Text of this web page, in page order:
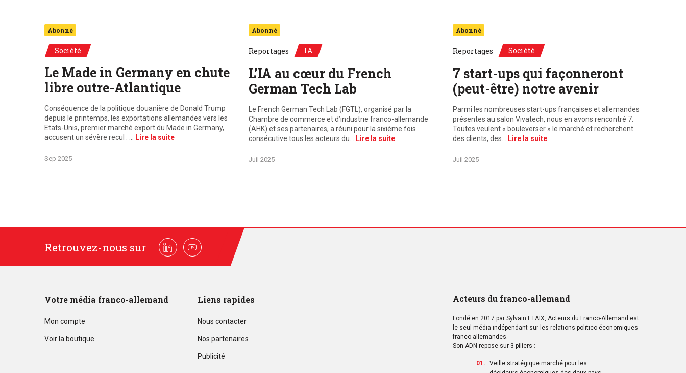
Abonné
Société
Le Made in Germany en chute
libre outre-Atlantique
Conséquence de la politique douanière de Donald Trump
depuis le printemps, les exportations allemandes vers les
Etats-Unis, premier marché export du Made in Germany,
accusent un sévère recul : …
Lire la suite
Sep 2025
Abonné
Reportages IA
L’IA au cœur du French
German Tech Lab
Le French German Tech Lab (FGTL), organisé par la
Chambre de commerce et d’industrie franco-allemande
(AHK) et ses partenaires, a réuni pour la sixième fois
consécutive tous les acteurs du…
Lire la suite
Juil 2025
Abonné
Reportages Société
7 start-ups qui façonneront
(peut-être) notre avenir
Parmi les nombreuses start-ups françaises et allemandes
présentes au salon Vivatech, nous en avons rencontré 7.
Toutes veulent « bouleverser » le marché et recherchent
des clients, des…
Lire la suite
Juil 2025
Retrouvez-nous sur LinkedinYoutube
Votre média franco-allemand
Mon compte
Voir la boutique
Liens rapides
Nous contacter
Nos partenaires
Publicité
Acteurs du franco-allemand
Fondé en 2017 par Sylvain ETAIX, Acteurs du Franco-Allemand est
le seul média indépendant sur les relations politico-économiques
franco-allemandes.
Son ADN repose sur 3 piliers :
Veille stratégique marché pour les